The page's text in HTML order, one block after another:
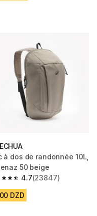
à dos de randonnée 10L,
50 beige
4.7
out of 5 stars from 23847
(23847)
DZD